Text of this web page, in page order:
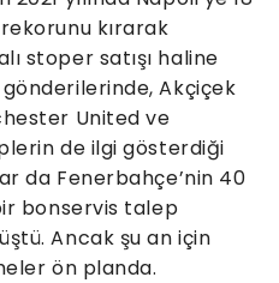
kırarak
stoper satışı haline
Akçiçek
United ve
de ilgi gösterdiği
da Fenerbahçe’nin 40
bonservis talep
Ancak şu an için
ön planda.